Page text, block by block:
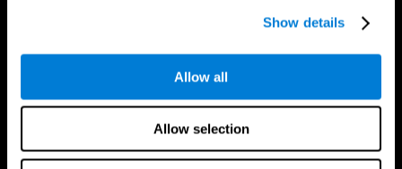
Show details
Allow all
Allow selection
CogniFit App